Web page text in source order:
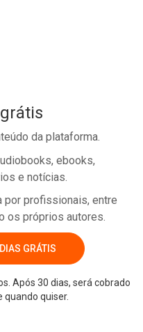
da plataforma.
ebooks,
e notícias.
por profissionais, entre
os próprios autores.
GRÁTIS
Após 30 dias, será cobrado
quando quiser.